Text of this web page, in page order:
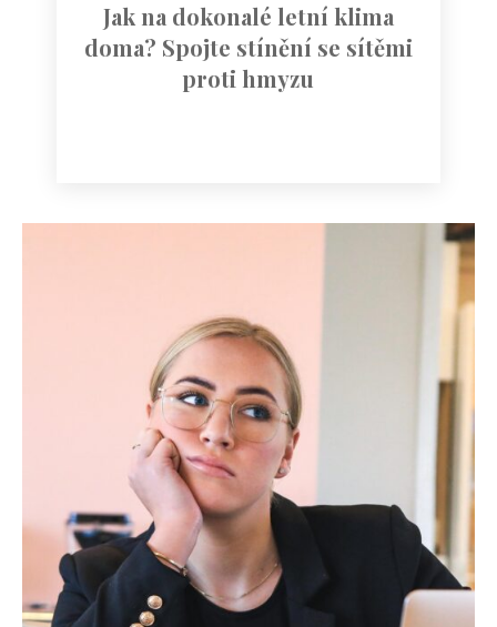
Jak na dokonalé letní klima
doma? Spojte stínění se sítěmi
proti hmyzu